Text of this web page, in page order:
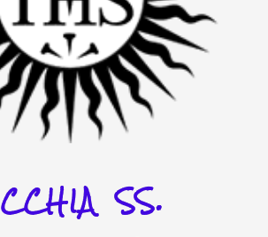
SS.